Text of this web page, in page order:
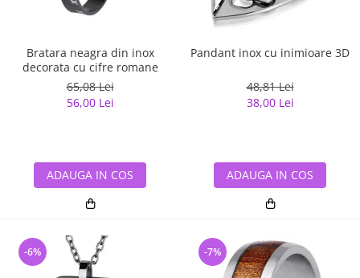
Bratara neagra din inox
decorata cu cifre romane
65,08 Lei
56,00 Lei
ADAUGA IN COS
Pandant inox cu inimioare 3D
48,81 Lei
38,00 Lei
ADAUGA IN COS
-6% -7%